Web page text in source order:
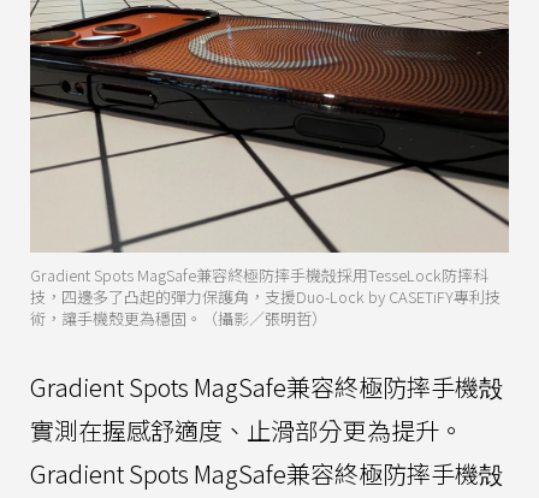
Gradient Spots MagSafe兼容終極防摔手機殻採用TesseLock防摔科
技，四邊多了凸起的彈力保護角，支援Duo-Lock by CASETiFY專利技
術，讓手機殼更為穩固。（攝影／張明哲）
Gradient Spots MagSafe兼容終極防摔手機殻
實測在握感舒適度、止滑部分更為提升。
Gradient Spots MagSafe兼容終極防摔手機殻